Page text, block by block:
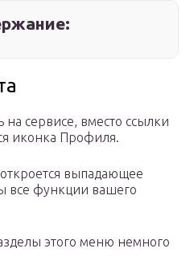
на сервисе, вместо ссылки
иконка Профиля.
выпадающее
все функции вашего
этого меню немного